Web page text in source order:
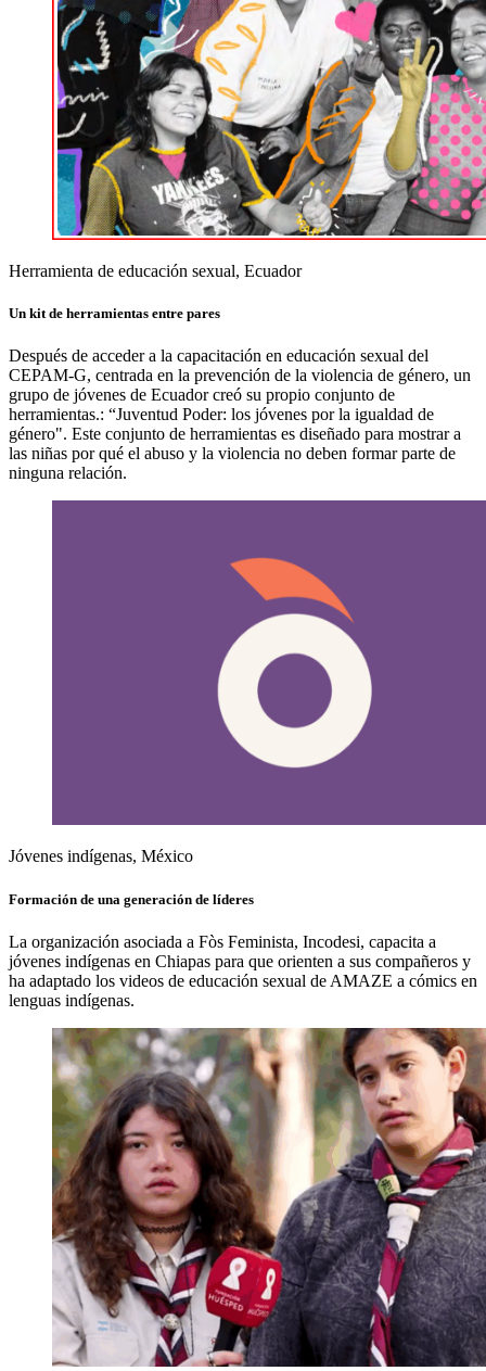
Herramienta de educación sexual, Ecuador
Un kit de herramientas entre pares
Después de acceder a la capacitación en educación sexual del
CEPAM-G, centrada en la prevención de la violencia de género, un
grupo de jóvenes de Ecuador creó su propio conjunto de
herramientas.: “Juventud Poder: los jóvenes por la igualdad de
género". Este conjunto de herramientas es diseñado para mostrar a
las niñas por qué el abuso y la violencia no deben formar parte de
ninguna relación.
Jóvenes indígenas, México
Formación de una generación de líderes
La organización asociada a Fòs Feminista, Incodesi, capacita a
jóvenes indígenas en Chiapas para que orienten a sus compañeros y
ha adaptado los videos de educación sexual de AMAZE a cómics en
lenguas indígenas.